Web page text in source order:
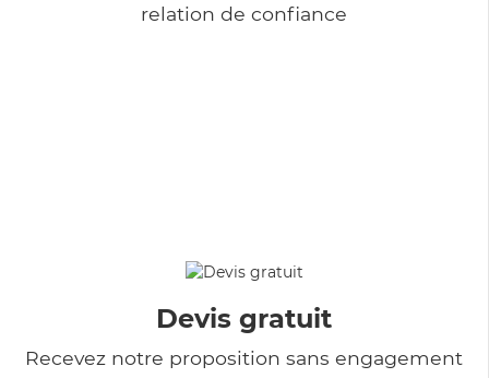
relation de confiance
Devis gratuit
Recevez notre proposition sans engagement